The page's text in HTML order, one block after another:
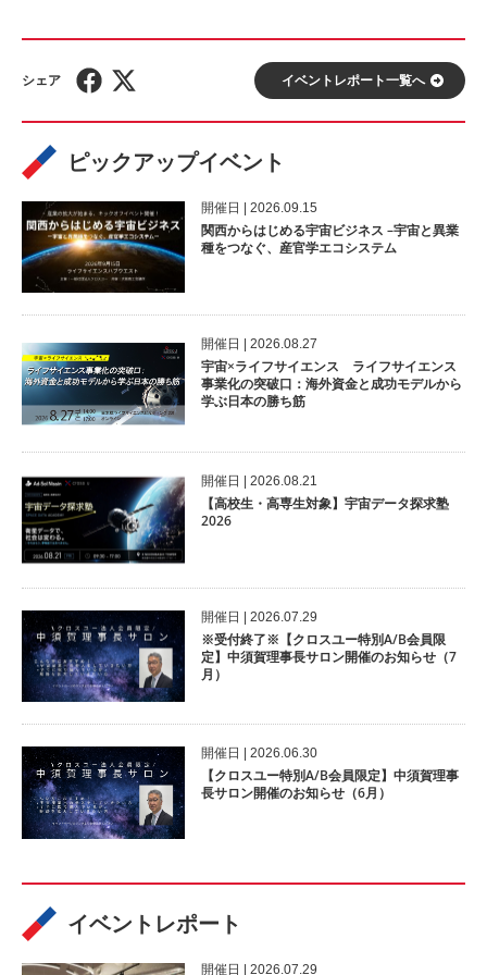
イベントレポート⼀覧へ
ピックアップイベント
開催⽇ | 2026.09.15
関西からはじめる宇宙ビジネス –宇宙と異業
種をつなぐ、産官学エコシステム
開催⽇ | 2026.08.27
宇宙×ライフサイエンス ライフサイエンス
事業化の突破口：海外資金と成功モデルから
学ぶ日本の勝ち筋
開催⽇ | 2026.08.21
【高校生・高専生対象】宇宙データ探求塾
2026
開催⽇ | 2026.07.29
※受付終了※【クロスユー特別A/B会員限
定】中須賀理事長サロン開催のお知らせ（7
月）
開催⽇ | 2026.06.30
【クロスユー特別A/B会員限定】中須賀理事
長サロン開催のお知らせ（6月）
イベントレポート
開催⽇ | 2026.07.29